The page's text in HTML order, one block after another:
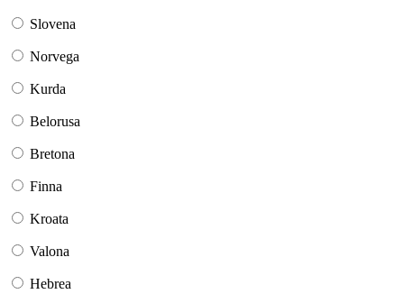
Slovena
Norvega
Kurda
Belorusa
Bretona
Finna
Kroata
Valona
Hebrea